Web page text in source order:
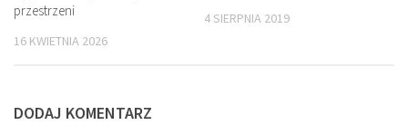
przestrzeni
16 KWIETNIA 2026
4 SIERPNIA 2019
DODAJ KOMENTARZ